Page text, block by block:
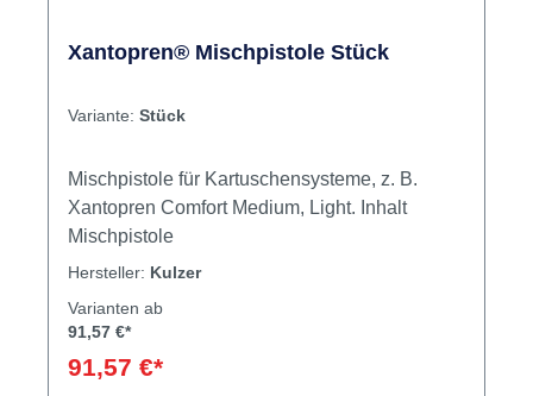
Xantopren® Mischpistole Stück
Variante: Stück
Mischpistole für Kartuschensysteme, z. B.
Xantopren Comfort Medium, Light. Inhalt
Mischpistole
Hersteller: Kulzer
Varianten ab
91,57 €*
91,57 €*